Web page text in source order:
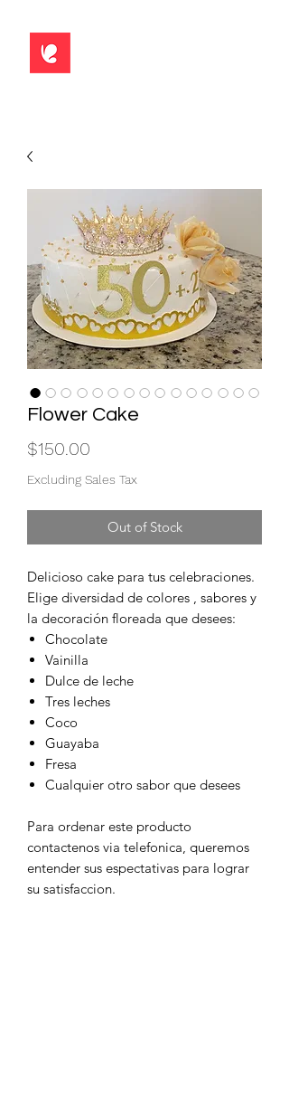
Flower Cake
$150.00
Excluding Sales Tax
Out of Stock
Delicioso cake para tus celebraciones.
Elige diversidad de colores , sabores y
la decoración floreada que desees:
Chocolate
Vainilla
Dulce de leche
Tres leches
Coco
Guayaba
Fresa
Cualquier otro sabor que desees
Para ordenar este producto
contactenos via telefonica, queremos
entender sus espectativas para lograr
su satisfaccion.